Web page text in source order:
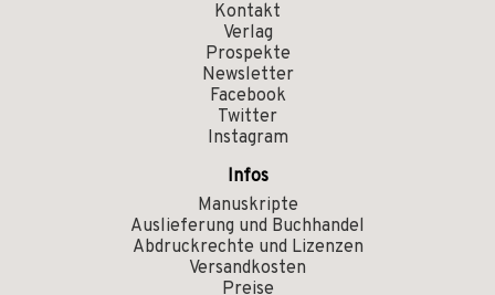
Kontakt
Verlag
Prospekte
Newsletter
Facebook
Twitter
Instagram
Infos
Manuskripte
Auslieferung und Buchhandel
Abdruckrechte und Lizenzen
Versandkosten
Preise